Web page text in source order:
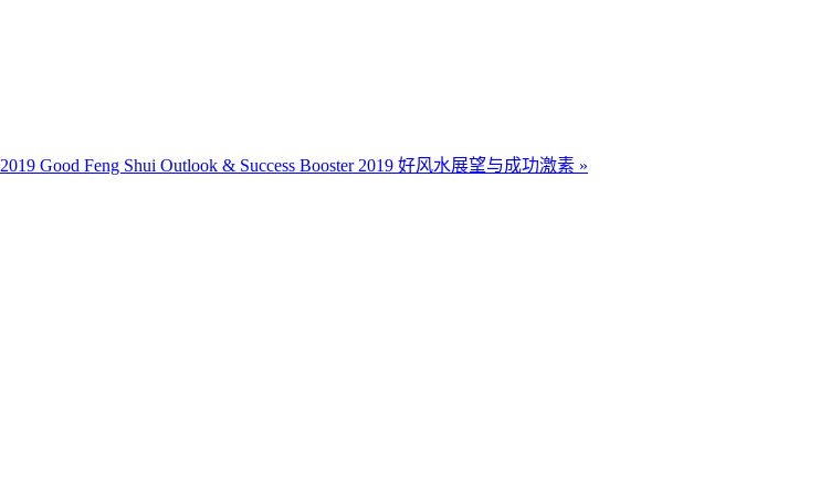
2019 Good Feng Shui Outlook & Success Booster 2019 好风水展望与成功激素 »